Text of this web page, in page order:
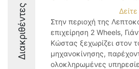
Διακριθέντες
Στην περιοχή της
επιχείρηση 2 Wheels,
Κώστας ξεχωρίζει στον
μηχανοκίνησης,
ολοκληρωμένες